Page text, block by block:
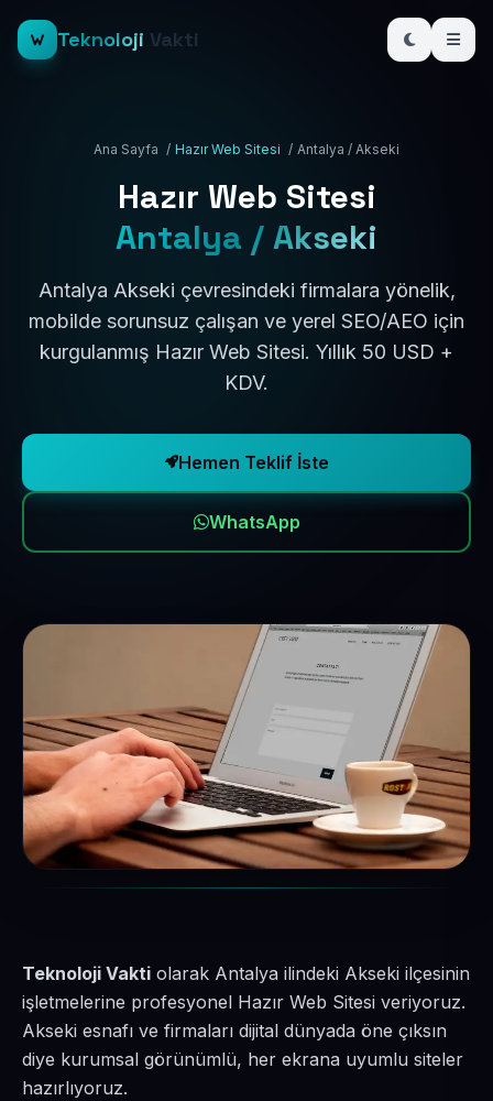
Teknoloji Vakti
Ana Sayfa / Hazır Web Sitesi / Antalya / Akseki
Hazır Web Sitesi
Antalya / Akseki
Antalya Akseki çevresindeki firmalara yönelik,
mobilde sorunsuz çalışan ve yerel SEO/AEO için
kurgulanmış Hazır Web Sitesi. Yıllık 50 USD +
KDV.
Hemen Teklif İste
WhatsApp
Teknoloji Vakti olarak Antalya ilindeki Akseki ilçesinin
işletmelerine profesyonel Hazır Web Sitesi veriyoruz.
Akseki esnafı ve firmaları dijital dünyada öne çıksın
diye kurumsal görünümlü, her ekrana uyumlu siteler
hazırlıyoruz.